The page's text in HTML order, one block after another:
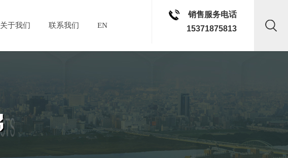
关于我们 联系我们 EN
销售服务电话
15371875813